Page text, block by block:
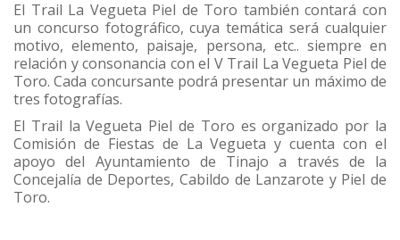
El Trail La Vegueta Piel de Toro también contará con
un concurso fotográfico, cuya temática será cualquier
motivo, elemento, paisaje, persona, etc.. siempre en
relación y consonancia con el V Trail La Vegueta Piel de
Toro. Cada concursante podrá presentar un máximo de
tres fotografías.
El Trail la Vegueta Piel de Toro es organizado por la
Comisión de Fiestas de La Vegueta y cuenta con el
apoyo del Ayuntamiento de Tinajo a través de la
Concejalía de Deportes, Cabildo de Lanzarote y Piel de
Toro.